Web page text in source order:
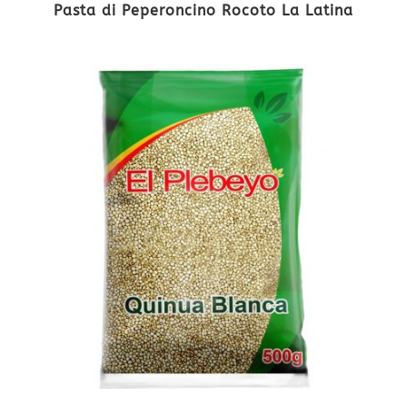
Pasta di Peperoncino Rocoto La Latina